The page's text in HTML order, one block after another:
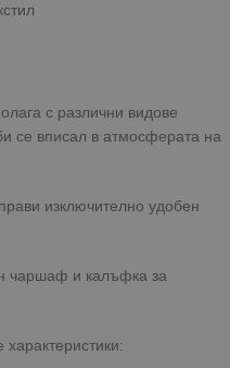
с различни видове
се вписал в атмосферата на
изключително удобен
чаршаф и калъфка за